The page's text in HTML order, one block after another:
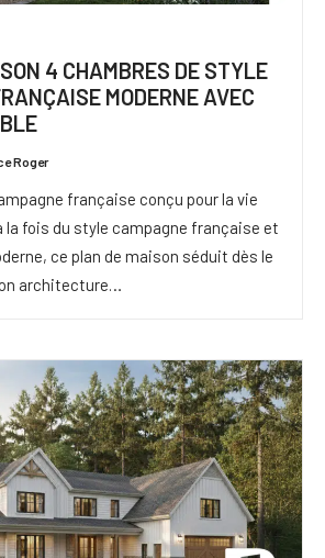
4 CHAMBRES DE STYLE
MODERNE AVEC
Roger
française conçu pour la vie
la fois du style campagne française et
ce plan de maison séduit dès le
architecture…